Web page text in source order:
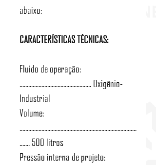
abaixo:
CARACTERÍSTICAS TÉCNICAS:
Fluido de operação:
................................................. Oxigênio-
Industrial
Volume:
................................................................................
....... 500 litros
Pressão interna de projeto: